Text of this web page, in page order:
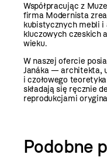
Współpracując z
firma Modernista
kubistycznych mebli
kluczowych czeskich
wieku.
W naszej ofercie
Janáka — architekta,
i czołowego
składają się ręcznie
reprodukcjami
Podobne